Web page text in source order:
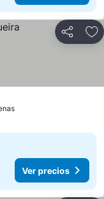
Compartir
Ver precios
Ver precios